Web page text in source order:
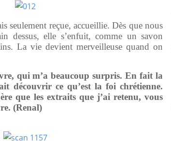
seulement reçue, accueillie. Dès que nous
dessus, elle s’enfuit, comme un savon
La vie devient merveilleuse quand on
qui m’a beaucoup surpris. En fait la
découvrir ce qu’est la foi chrétienne.
que les extraits que j’ai retenu, vous
(Renal)